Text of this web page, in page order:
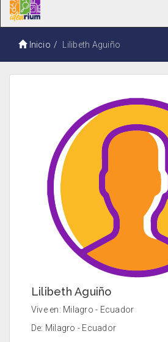
Inicio Lilibeth Aguiño
Lilibeth Aguiño
Vive en: Milagro - Ecuador
De: Milagro - Ecuador